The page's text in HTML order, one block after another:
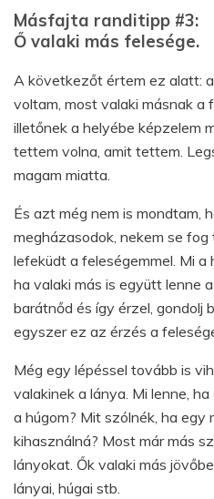
Másfajta randitipp #3:
Ő valaki más felesége.
A következőt értem ez alatt:
voltam, most valaki másnak a
illetőnek a helyébe képzelem
tettem volna, amit tettem.
magam miatta.
És azt még nem is mondtam,
megházasodok, nekem se
lefeküdt a feleségemmel. Mi
ha valaki más is együtt lenne
barátnőd és így érzel, gondolj
egyszer ez az érzés a
Még egy lépéssel tovább is
valakinek a lánya. Mi lenne,
a húgom? Mit szólnék, ha egy
kihasználná? Most már más
lányokat. Ők valaki más
lányai, húgai stb.